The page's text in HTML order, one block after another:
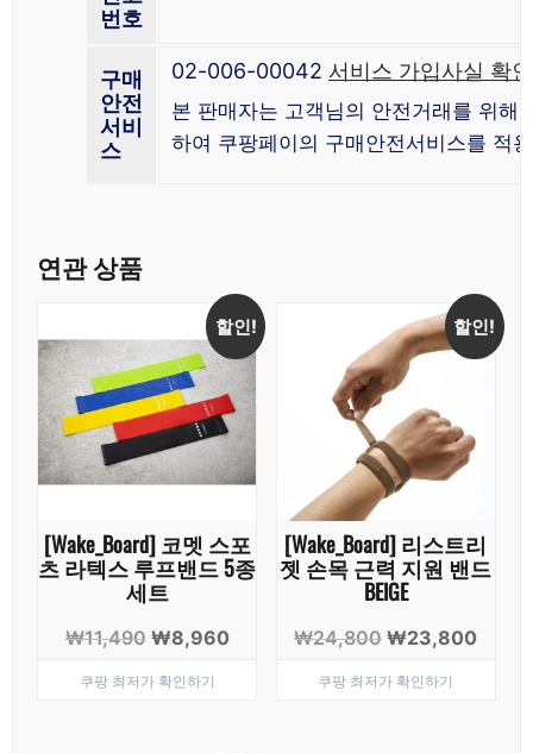
번호
구매
안전
서비
스
02-006-00042 서비스 가입사실 확
본 판매자는 고객님의 안전거래를 위해
하여 쿠팡페이의 구매안전서비스를 적
연관 상품
할인!
[Wake_Board] 코멧 스포
츠 라텍스 루프밴드 5종
세트
₩11,490 원
가
₩8,960현
쿠팡 최저가 확인하기
할인!
[Wake_Board] 리스트리
젯 손목 근력 지원 밴드
BEIGE
₩24,800 원
가
₩23,800
쿠팡 최저가 확인하기